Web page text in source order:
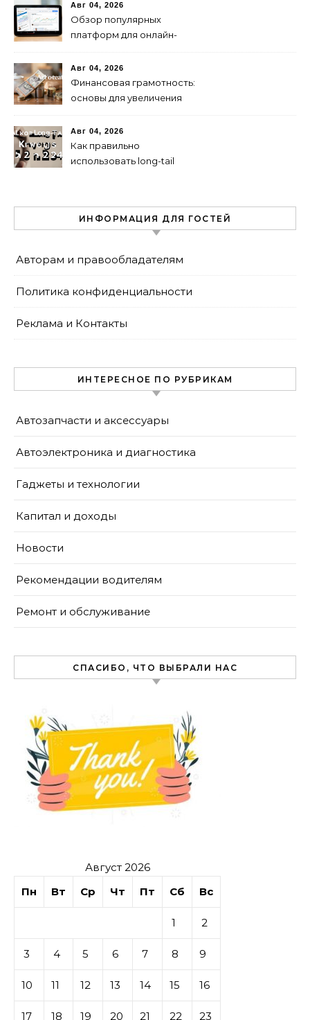
Авг 04, 2026
Обзор популярных
платформ для онлайн-
Авг 04, 2026
Финансовая грамотность:
основы для увеличения
Авг 04, 2026
Как правильно
использовать long-tail
сайта
ИНФОРМАЦИЯ ДЛЯ ГОСТЕЙ
Авторам и правообладателям
Политика конфиденциальности
Реклама и Контакты
ИНТЕРЕСНОЕ ПО РУБРИКАМ
Автозапчасти и аксессуары
Автоэлектроника и диагностика
Гаджеты и технологии
Капитал и доходы
Новости
Рекомендации водителям
Ремонт и обслуживание
СПАСИБО, ЧТО ВЫБРАЛИ НАС
Август 2026
Пн
Вт Ср Чт Пт Сб Вс
1 2
3 4 5 6 7 8 9
10 11 12 13 14 15 16
17 18 19 20 21 22 23